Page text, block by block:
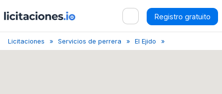
Registro gratuito
Licitaciones Servicios de perrera El Ejido